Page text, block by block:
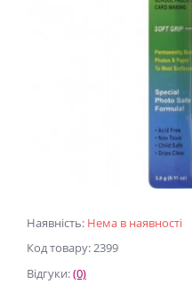
Наявність: Нема в наявності
Код товару: 2399
Відгуки:(0)